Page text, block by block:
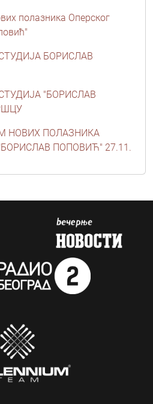
полазника Оперског
БОРИСЛАВ
"БОРИСЛАВ
НОВИХ ПОЛАЗНИКА
ПОПОВИЋ" 27.11.